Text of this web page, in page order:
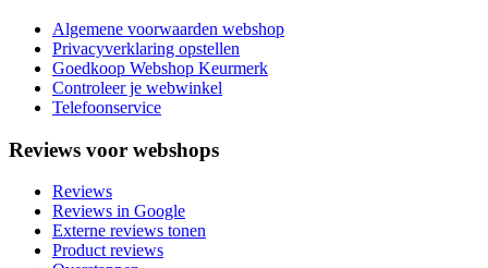
Algemene voorwaarden webshop
Privacyverklaring opstellen
Goedkoop Webshop Keurmerk
Controleer je webwinkel
Telefoonservice
Reviews voor webshops
Reviews
Reviews in Google
Externe reviews tonen
Product reviews